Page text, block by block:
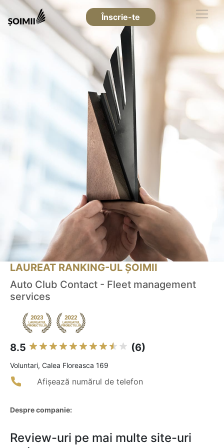
Înscrie-te
LAUREAT RANKING-UL ȘOIMII
Auto Club Contact - Fleet management
services
8.5 (6)
Voluntari, Calea Floreasca 169
Afișează numărul de telefon
Despre companie:
Review-uri pe mai multe site-uri